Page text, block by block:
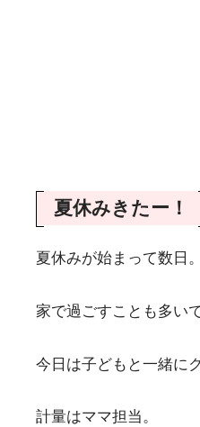
夏休みきたー！
夏休みが始まって数日
家で過ごすことも多い
今日は子どもと一緒に
計量はママ担当。